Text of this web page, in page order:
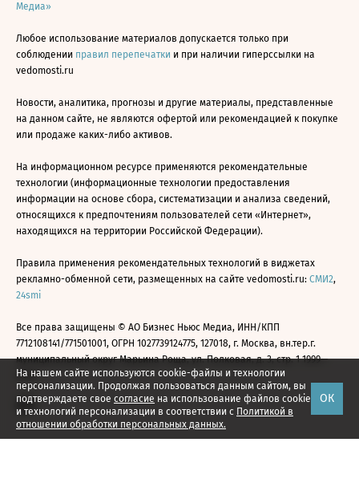
На нашем сайте используются cookie-файлы и технологии
персонализации. Продолжая пользоваться данным сайтом, вы
подтверждаете свое согласие на использование файлов cookie
и технологий персонализации в соответствии с Политикой в
отношении обработки персональных данных.
ОК
Медиа»
Любое использование материалов допускается только при
соблюдении правил перепечатки и при наличии гиперссылки на
vedomosti.ru
Новости, аналитика, прогнозы и другие материалы, представленные
на данном сайте, не являются офертой или рекомендацией к покупке
или продаже каких-либо активов.
На информационном ресурсе применяются рекомендательные
технологии (информационные технологии предоставления
информации на основе сбора, систематизации и анализа сведений,
относящихся к предпочтениям пользователей сети «Интернет»,
находящихся на территории Российской Федерации).
Правила применения рекомендательных технологий в виджетах
рекламно-обменной сети, размещенных на сайте vedomosti.ru: СМИ2,
24smi
Все права защищены © АО Бизнес Ньюс Медиа, ИНН/КПП
7712108141/771501001, ОГРН 1027739124775, 127018, г. Москва, вн.тер.г.
муниципальный округ Марьина Роща, ул. Полковая, д. 3, стр. 1 1999—
2026